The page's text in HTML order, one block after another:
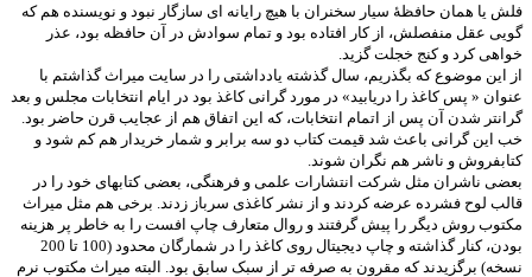
فلش یا همان حافظۀ سیار سخنران با هیچ رایانه ای سازگار نبود و نویسنده هم که
گویی عقل منفصلش، از کار افتاده بود و تمام سوادش در آن حافظه بود، عذر
خواهی کرد و کنج خجلت گزید.
از این موضوع که بگذریم، سال گذشته یادداشتی را در سایت میراث گذاشتم با
عنوان « پس کاغذ را دریابید» در مورد گرانی کاغذ بود در ایام انتخابات مجلس و بعد
گرانتر شدن آن پس از اتمام انتخابات، که این اتفاق هم از عجایب قرن حاضر بود.
خب این گرانی باعث شد قیمت کتاب دو سه برابر و شمار خریدار هم کم شود و
کتابفروش و ناشر هم نگران شوند.
بعضی ناشران مثل شرکت انتشارات علمی و فرهنگی، بعضی کتابهای خود را در
قالب لوح فشرده عرضه کردند و از نشر کاغذی سرباز زدند. برخی هم مثل میراث
مکتوب روش دیگر را پیش گرفتند و روال متعارف چاپ افست را به خاطر پر هزینه
بودن، کنار گذاشته و چاپ دیجیتال روی کاغذ را در شمارگان محدود (100 تا 200
نسخه) برگزیدند که مقرون به صرفه تر از سبک سابق بود. البته میراث مکتوب نرم